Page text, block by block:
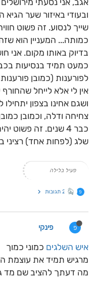
אגב, אני נסעתי מירושלים
ובעודי באיזור שער
שייך לנסוע. זה פשוט
כמותה... המעניין הוא
בדיוק באותו מקום. אני
כמעט תמיד בנסיעות
לפורענות (כמובן
אין לי אלא לייחל
ושגם אחינו בצפון
צחיחה ודלה, וכמובן
כבר 4 שנים. זה פשוט
שלג (לפחות אחד) רציני
פעיל בלילה
פ 2 תגובות
פ פינקי
איש השלגים כמוני כמוך
מרגיש תמיד את עוצמת
מה דעתך להציב שם מד